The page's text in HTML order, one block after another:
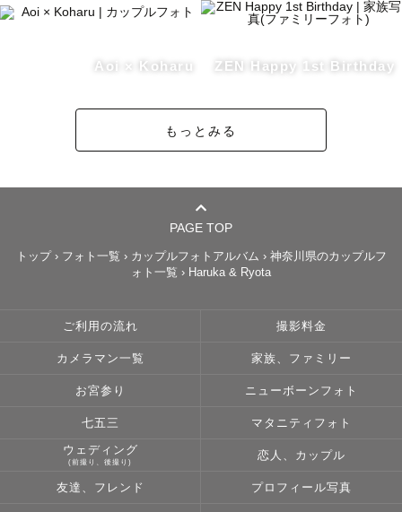
Aoi × Koharu ZEN Happy 1st Birthday
もっとみる
PAGE TOP
トップ› フォト一覧 › カップルフォトアルバム › 神奈川県のカップルフ
ォト一覧 › Haruka & Ryota
ご利用の流れ 撮影料金
カメラマン一覧 家族、ファミリー
お宮参り ニューボーンフォト
七五三 マタニティフォト
ウェディング
(前撮り、後撮り)
恋人、カップル
友達、フレンド プロフィール写真